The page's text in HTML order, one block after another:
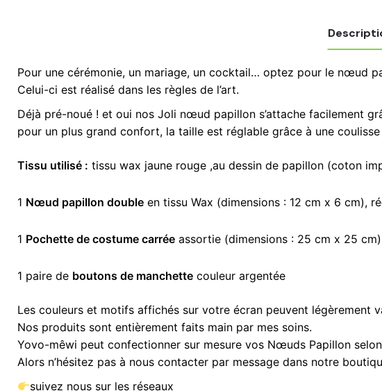
Pour une cérémonie, un mariage, un cocktail… optez pour le nœud
Celui-ci est réalisé dans les règles de l’art.
Déjà pré-noué ! et oui nos Joli nœud papillon s’attache facilement
pour un plus grand confort, la taille est réglable grâce à une
Tissu utilisé : tissu wax jaune rouge ,au dessin de papillon (coton
1 Nœud papillon double en tissu Wax (dimensions : 12 cm x 6 cm),
1 Pochette de costume carrée assortie (dimensions : 25 cm x 25 cm)
1 paire de boutons de manchette couleur argentée
Les couleurs et motifs affichés sur votre écran peuvent légèrement
Nos produits sont entièrement faits main par mes soins.
Yovo-mêwi peut confectionner sur mesure vos Nœuds Papillon
Alors n’hésitez pas à nous contacter par message dans notre
suivez nous sur les réseaux
Poids
Option Noeud 3 pièces, Nœud +